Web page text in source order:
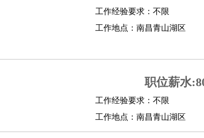
工作经验要求：不限
工作地点：南昌青山湖区
职位薪水
工作经验要求：不限
工作地点：南昌青山湖区